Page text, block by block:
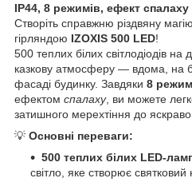
IP44, 8 режимів, ефект спалаху
Створіть справжню різдвяну
гірляндою IZOXIS 500 LED!
500 теплих білих світлодіодів на
казкову атмосферу — вдома, на
фасаді будинку. Завдяки 8
ефектом спалаху, ви можете
затишного мерехтіння до
💡 Основні переваги:
500 теплих білих LED-
світло, яке створює святковий